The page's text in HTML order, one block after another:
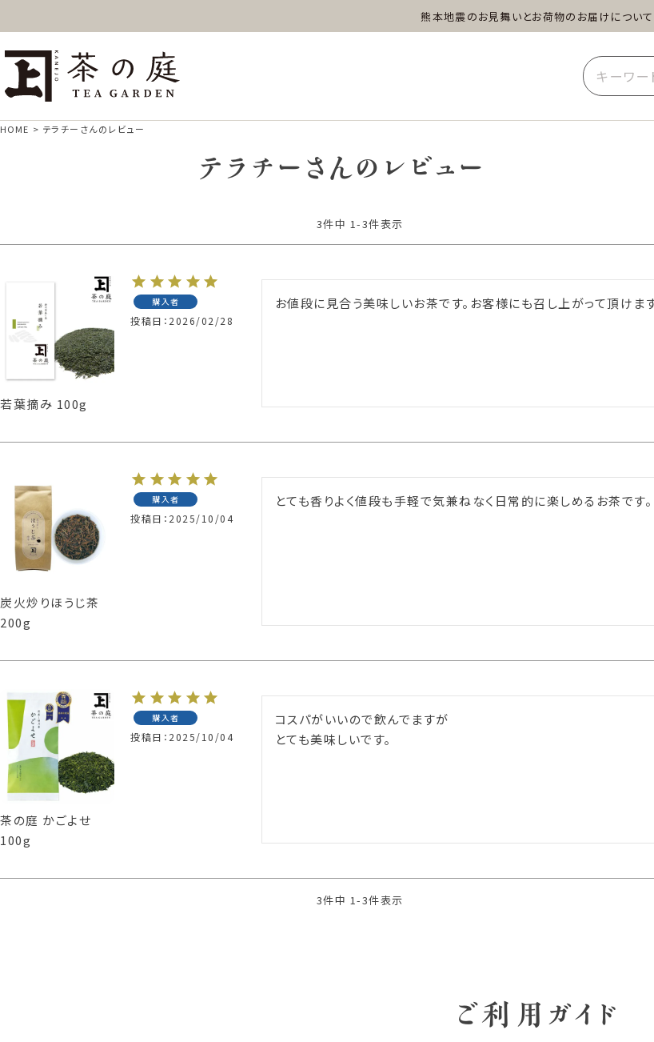
熊本地震のお見舞いとお荷物のお届けについて
水出し茶
抹茶
HOME テラチーさんのレビュー
テラチーさんのレビュー
3件中 1-3件表示
若葉摘み 100g
購入者
投稿日 2026/02/28
お値段に見合う美味しいお茶です。お客様にも召し上がって頂けます
炭火炒りほうじ茶
200g
購入者
投稿日 2025/10/04
とても香りよく値段も手軽で気兼ねなく日常的に楽しめるお茶です。
茶の庭 かごよせ
100g
購入者
投稿日 2025/10/04
コスパがいいので飲んでますが
とても美味しいです。
3件中 1-3件表示
ご利用ガイド